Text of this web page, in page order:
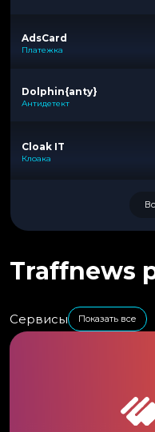
AdsCard
Платежка
Dolphin{anty}
Антидетект
Cloak IT
Клоака
Traffnews
Сервисы Показать все